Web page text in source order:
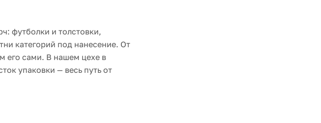
футболки и толстовки,
категорий под нанесение. От
его сами. В нашем цехе в
упаковки — весь путь от